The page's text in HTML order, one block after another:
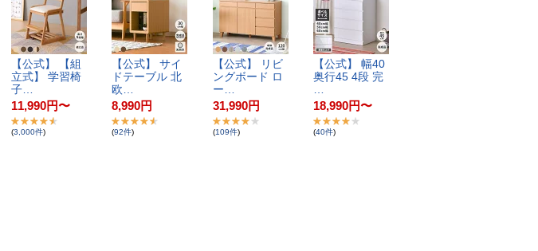
【​公​式​】​ ​【​組​
立​式​】​ ​学​習​椅​
子​…
11,990円〜
(3,000件)
【​公​式​】​ ​サ​イ​
ド​テ​ー​ブ​ル​ ​北​
欧​…
8,990円
(92件)
【​公​式​】​ ​リ​ビ​
ン​グ​ボ​ー​ド​ ​ロ​
ー​…
31,990円
(109件)
【​公​式​】​ ​幅​4​0​ ​
奥​行​4​5​ ​4​段​ ​完​
18,990円〜
(40件)